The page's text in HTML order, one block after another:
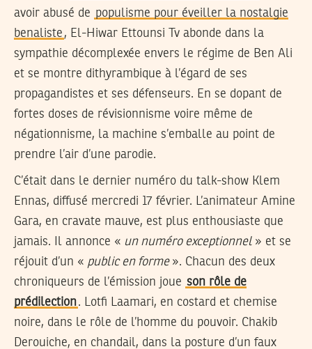
avoir abusé de populisme pour éveiller la nostalgie
benaliste , El-Hiwar Ettounsi Tv abonde dans la
sympathie décomplexée envers le régime de Ben Ali
et se montre dithyrambique à l’égard de ses
propagandistes et ses défenseurs. En se dopant de
fortes doses de révisionnisme voire même de
négationnisme, la machine s’emballe au point de
prendre l’air d’une parodie.
C’était dans le dernier numéro du talk-show Klem
Ennas, diffusé mercredi 17 février. L’animateur Amine
Gara, en cravate mauve, est plus enthousiaste que
jamais. Il annonce « un numéro exceptionnel » et se
réjouit d’un « public en forme». Chacun des deux
chroniqueurs de l’émission joue son rôle de
prédilection. Lotfi Laamari, en costard et chemise
noire, dans le rôle de l’homme du pouvoir. Chakib
Derouiche, en chandail, dans la posture d’un faux